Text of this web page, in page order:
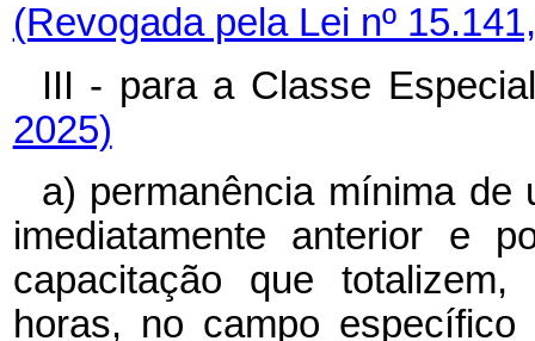
(Revogada pela Lei nº
III - para a Classe
2025)
a) permanência mínima
imediatamente anterior e
capacitação que
horas, no campo